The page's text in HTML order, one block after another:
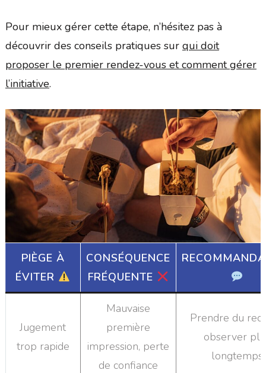
Pour mieux gérer cette étape, n’hésitez pas à
découvrir des conseils pratiques sur qui doit
proposer le premier rendez-vous et comment gérer
l’initiative.
PIÈGE À
ÉVITER
CONSÉQUENCE
FRÉQUENTE
Jugement
trop rapide
Mauvaise
première
impression, perte
de confiance
Prendre du
observer
longtemps